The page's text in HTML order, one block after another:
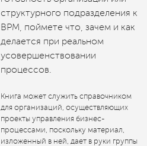
структурного подразделения к
ВРМ, поймете что, зачем и как
делается при реальном
усовершенствовании
процессов.
Книга может служить справочником
для организаций, осуществляющих
проекты управления бизнес-
процессами, поскольку материал,
изложенный в ней, дает в руки группы